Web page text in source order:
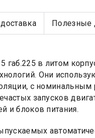
Полезные
в литом
Они
с
запусков
и блоков питания.